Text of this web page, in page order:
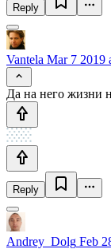
Reply
Vantela Mar 7 2019
Да на него жизни
Reply
Andrey_Dolg Feb